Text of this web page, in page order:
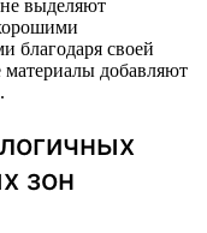
выделяют
благодаря своей
материалы добавляют
зон